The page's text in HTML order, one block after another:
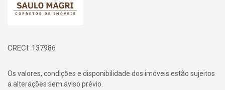
CRECI: 137986
Os valores, condições e disponibilidade dos imóveis estão sujeitos
a alterações sem aviso prévio.